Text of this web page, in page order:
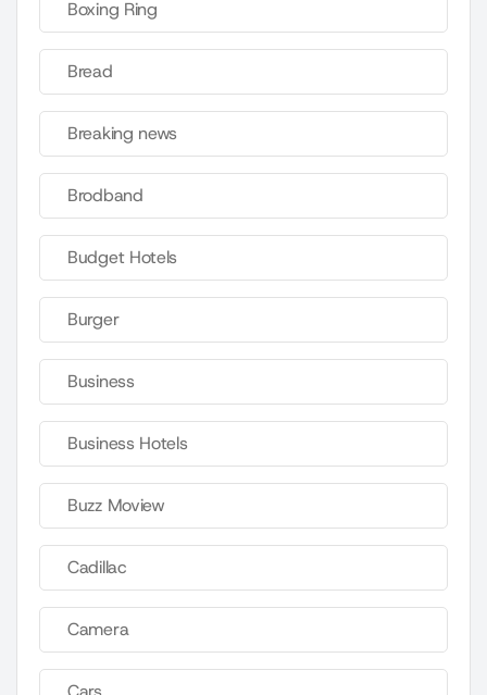
Boxing Ring
Bread
Breaking news
Brodband
Budget Hotels
Burger
Business
Business Hotels
Buzz Moview
Cadillac
Camera